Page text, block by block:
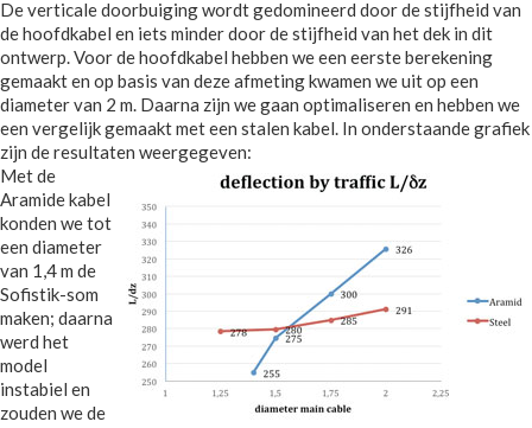
De verticale doorbuiging wordt gedomineerd door de stijfheid van
de hoofdkabel en iets minder door de stijfheid van het dek in dit
ontwerp. Voor de hoofdkabel hebben we een eerste berekening
gemaakt en op basis van deze afmeting kwamen we uit op een
diameter van 2 m. Daarna zijn we gaan optimaliseren en hebben we
een vergelijk gemaakt met een stalen kabel. In onderstaande grafiek
zijn de resultaten weergegeven:
Met de
Aramide kabel
konden we tot
een diameter
van 1,4 m de
Sofistik-som
maken; daarna
werd het
model
instabiel en
zouden we de